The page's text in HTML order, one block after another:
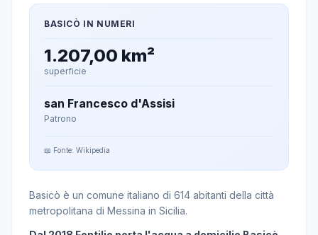
BASICÒ IN NUMERI
1.207,00 km²
superficie
san Francesco d'Assisi
Patrono
📖 Fonte: Wikipedia
Basicò è un comune italiano di 614 abitanti della città
metropolitana di Messina in Sicilia.